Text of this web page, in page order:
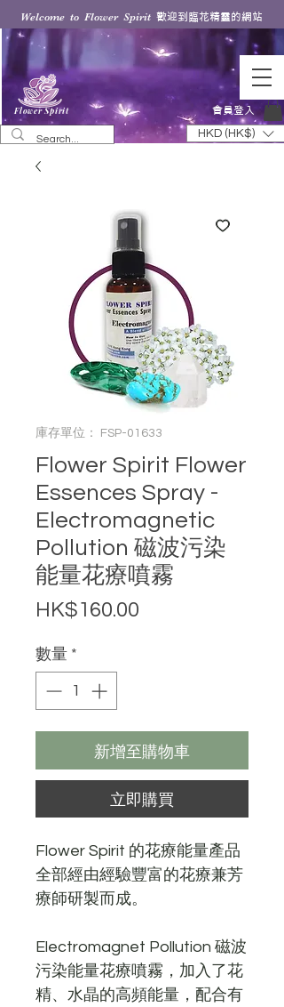
HKD (HK$)
Flower Spirit 會員登入
Welcome to Flower Spirit 歡迎到臨花精靈的網站
庫存單位： FSP-01633
Flower Spirit Flower
Essences Spray -
Electromagnetic
Pollution 磁波污染
能量花療噴霧
HK$160.00
數量 *
新增至購物車
立即購買
Flower Spirit 的花療能量產品
全部經由經驗豐富的花療兼芳
療師研製而成。
Electromagnet Pollution 磁波
污染能量花療噴霧，加入了花
精、水晶的高頻能量，配合有